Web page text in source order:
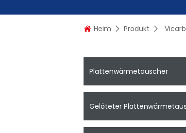
Heim Produkt Vicarb
Plattenwärmetauscher